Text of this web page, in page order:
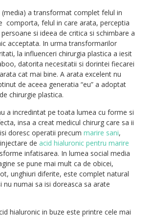
a transformat complet felul in
comporta, felul in care arata, perceptia
si ideea de critica si schimbare a
acceptata. In urma transformarilor
la influenceri chirurgia plastica a iesit
datorita necesitatii si dorintei fiecarei
cat mai bine. A arata excelent nu
de aceea generatia “eu” a adoptat
chirurgie plastica.
a incredintat pe toata lumea cu forme si
insa a creat medicul chirurg care sa ii
doresc operatii precum marire sani,
de acid hialuronic pentru marire
infatisarea. In lumea social media
se pune mai mult ca de obicei,
unghiuri diferite, este complet natural
nu numai sa isi doreasca sa arate
hialuronic in buze este printre cele mai